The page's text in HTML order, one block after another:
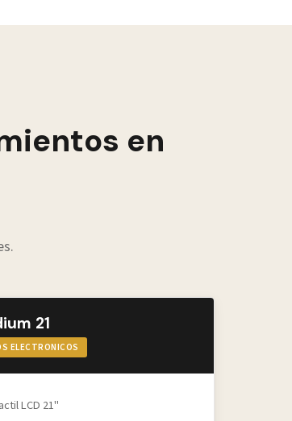
en
21
ELECTRONICOS
LCD 21"